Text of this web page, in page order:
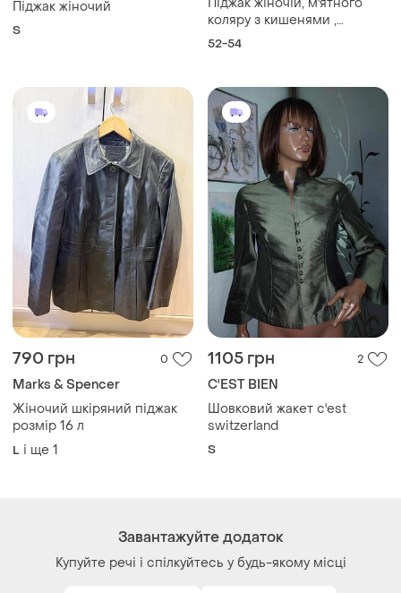
Піджак жіночий
S
коляру з кишенями ,
подовжений , вільного крою
52-54
790 грн 0
Marks & Spencer
Жіночий шкіряний піджак
розмір 16 л
L і ще 1
1105 грн 2
C'EST BIEN
Шовковий жакет c'est
switzerland
S
Завантажуйте додаток
Купуйте речі і спілкуйтесь у будь-якому місці